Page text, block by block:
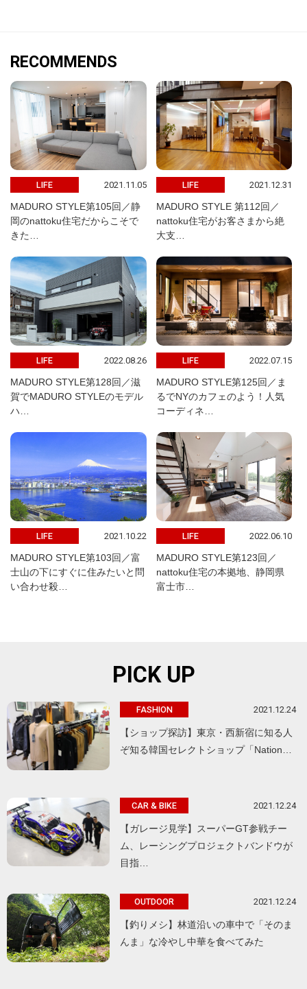
RECOMMENDS
LIFE 2021.11.05
MADURO STYLE第105回／静
岡のnattoku住宅だからこそで
きた…
LIFE 2021.12.31
MADURO STYLE 第112回／
nattoku住宅がお客さまから絶
大支…
LIFE 2022.08.26
MADURO STYLE第128回／滋
賀でMADURO STYLEのモデル
ハ…
LIFE 2022.07.15
MADURO STYLE第125回／ま
るでNYのカフェのよう！人気
コーディネ…
LIFE 2021.10.22
MADURO STYLE第103回／富
士山の下にすぐに住みたいと問
い合わせ殺…
LIFE 2022.06.10
MADURO STYLE第123回／
nattoku住宅の本拠地、静岡県
富士市…
PICK UP
FASHION 2021.12.24
【ショップ探訪】東京・西新宿に知る人
ぞ知る韓国セレクトショップ「Nation…
CAR & BIKE 2021.12.24
【ガレージ見学】スーパーGT参戦チー
ム、レーシングプロジェクトバンドウが
目指…
OUTDOOR 2021.12.24
【釣りメシ】林道沿いの車中で「そのま
んま」な冷やし中華を食べてみた